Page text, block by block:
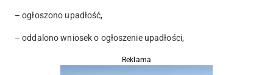
– ogłoszono upadłość,
– oddalono wniosek o ogłoszenie upadłości,
Reklama